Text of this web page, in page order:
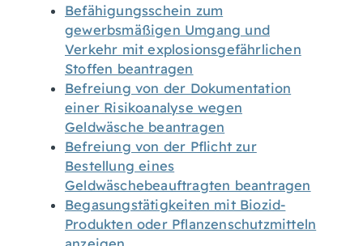
Befähigungsschein zum
gewerbsmäßigen Umgang und
Verkehr mit explosionsgefährlichen
Stoffen beantragen
Befreiung von der Dokumentation
einer Risikoanalyse wegen
Geldwäsche beantragen
Befreiung von der Pflicht zur
Bestellung eines
Geldwäschebeauftragten beantragen
Begasungstätigkeiten mit Biozid-
Produkten oder Pflanzenschutzmitteln